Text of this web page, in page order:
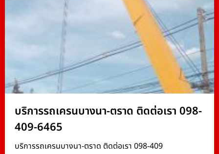
บริการรถเครนบางนา-ตราด ติดต่อเรา 098-
409-6465
บริการรถเครนบางนา-ตราด ติดต่อเรา 098-409